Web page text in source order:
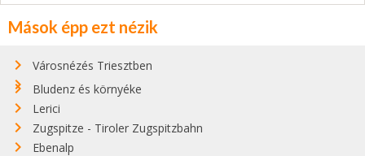
Mások épp ezt nézik
Városnézés Triesztben
Bludenz és környéke
Lerici
Zugspitze - Tiroler Zugspitzbahn
Ebenalp